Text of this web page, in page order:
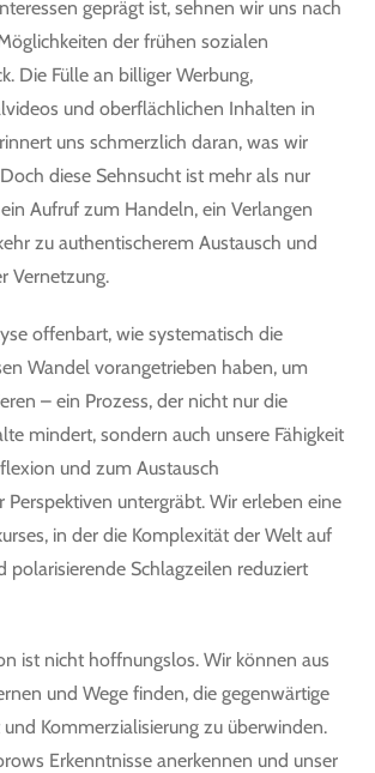
geprägt ist, sehnen wir uns nach
der frühen sozialen
Die Fülle an billiger Werbung,
und oberflächlichen Inhalten in
uns schmerzlich daran, was wir
diese Sehnsucht ist mehr als nur
Aufruf zum Handeln, ein Verlangen
zu authentischerem Austausch und
Vernetzung.
offenbart, wie systematisch die
Wandel vorangetrieben haben, um
– ein Prozess, der nicht nur die
mindert, sondern auch unsere Fähigkeit
und zum Austausch
Perspektiven untergräbt. Wir erleben eine
in der die Komplexität der Welt auf
polarisierende Schlagzeilen reduziert
ist nicht hoffnungslos. Wir können aus
und Wege finden, die gegenwärtige
Kommerzialisierung zu überwinden.
Erkenntnisse anerkennen und unser